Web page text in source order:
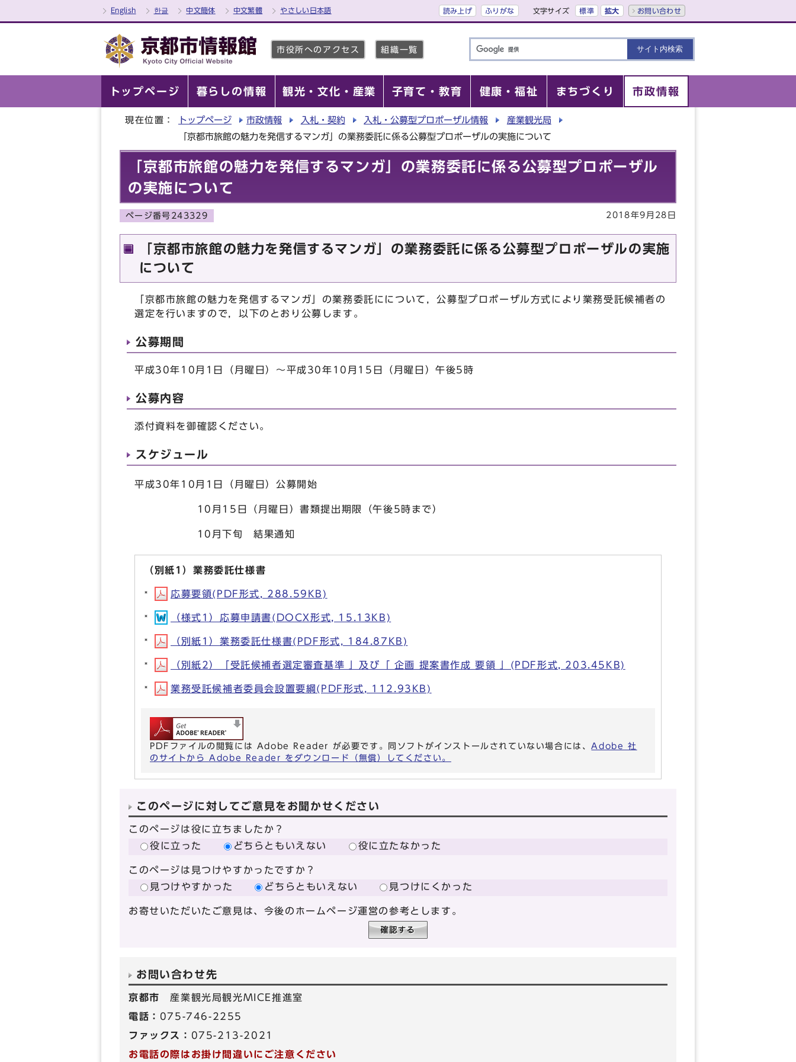
English 한글 中文簡体 中文繁體 やさしい日本語 読み上げ ふりがな 文字サイズ 標準 拡大 お問い合わせ
市役所へのアクセス 組織一覧
トップページ 暮らしの情報 観光・文化・産業 子育て・教育 健康・福祉 まちづくり 市政情報
現在位置： トップページ 市政情報 入札・契約 入札・公募型プロポーザル情報
産業観光局
「京都市旅館の魅力を発信するマンガ」の業務委託に係る公募型プロポーザルの実施について
「京都市旅館の魅力を発信するマンガ」の業務委託に係る公募型プロポーザル
の実施について
ページ番号243329 2018年9月28日
「京都市旅館の魅力を発信するマンガ」の業務委託に係る公募型プロポーザルの実施
について
「京都市旅館の魅力を発信するマンガ」の業務委託にについて，公募型プロポーザル方式により業務受託候補者の
選定を行いますので，以下のとおり公募します。
公募期間
平成30年10月1日（月曜日）～平成30年10月15日（月曜日）午後5時
公募内容
添付資料を御確認ください。
スケジュール
平成30年10月1日（月曜日）公募開始
10月15日（月曜日）書類提出期限（午後5時まで）
10月下旬 結果通知
（別紙1）業務委託仕様書
応募要領(PDF形式, 288.59KB)
（様式1）応募申請書(DOCX形式, 15.13KB)
（別紙1）業務委託仕様書(PDF形式, 184.87KB)
（別紙2）「受託候補者選定審査基準 」及び「 企画 提案書作成 要領 」(PDF形式, 203.45KB)
業務受託候補者委員会設置要綱(PDF形式, 112.93KB)
PDFファイルの閲覧には Adobe Reader が必要です。同ソフトがインストールされていない場合には、Adobe 社
のサイトから Adobe Reader をダウンロード（無償）してください。
このページに対してご意見をお聞かせください
このページは役に立ちましたか？
役に立った
どちらともいえない 役に立たなかった
このページは見つけやすかったですか？
見つけやすかった
どちらともいえない 見つけにくかった
お寄せいただいたご意見は、今後のホームページ運営の参考とします。
お問い合わせ先
京都市 産業観光局観光MICE推進室
電話： 075-746-2255
ファックス： 075-213-2021
お電話の際はお掛け間違いにご注意ください